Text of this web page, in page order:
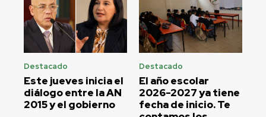
Destacado
Este jueves inicia el
diálogo entre la AN
2015 y el gobierno
Destacado
El año escolar
2026-2027 ya tiene
fecha de inicio. Te